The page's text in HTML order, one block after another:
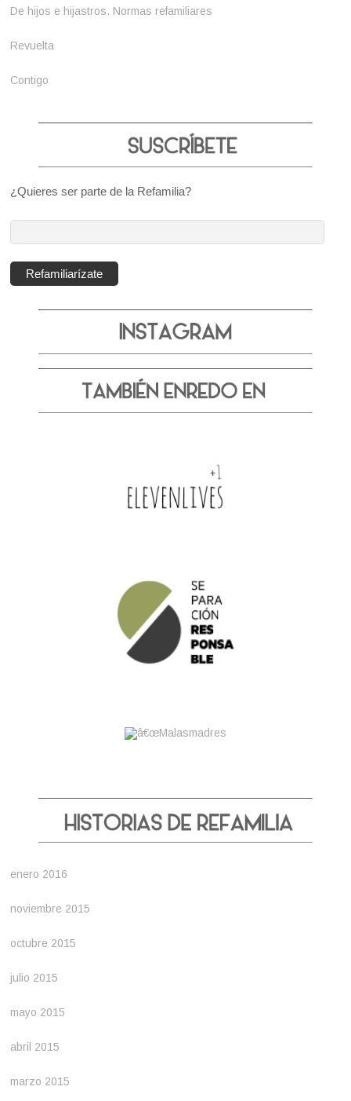
De hijos e hijastros. Normas refamiliares
Revuelta
Contigo
¿Quieres ser parte de la Refamilia?
correo
electrónico:
Refamiliarízate
enero 2016
noviembre 2015
octubre 2015
julio 2015
mayo 2015
abril 2015
marzo 2015